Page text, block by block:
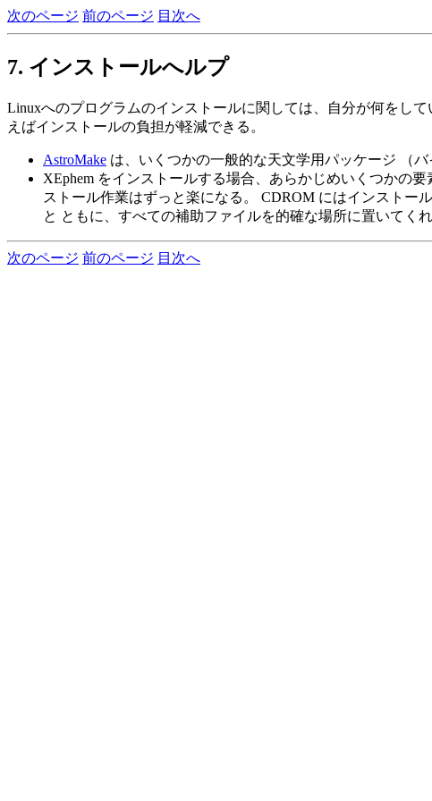
次のページ 前のページ 目次へ
7. インストールへルプ
Linuxへのプログラムのインストールに関しては、自分が何をし
えばインストールの負担が軽減できる。
AstroMake は、いくつかの一般的な天文学用パッケージ （
XEphem をインストールする場合、あらかじめいくつかの
ストール作業はずっと楽になる。 CDROM にはインストー
と ともに、すべての補助ファイルを的確な場所に置いてく
次のページ 前のページ 目次へ